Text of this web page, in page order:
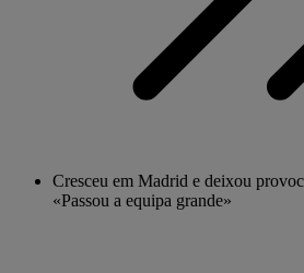
Cresceu em Madrid e deixou
«Passou a equipa grande»